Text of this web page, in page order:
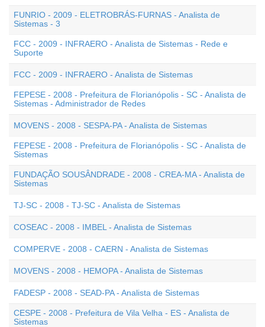
FUNRIO - 2009 - ELETROBRÁS-FURNAS - Analista de
Sistemas - 3
FCC - 2009 - INFRAERO - Analista de Sistemas - Rede e
Suporte
FCC - 2009 - INFRAERO - Analista de Sistemas
FEPESE - 2008 - Prefeitura de Florianópolis - SC - Analista de
Sistemas - Administrador de Redes
MOVENS - 2008 - SESPA-PA - Analista de Sistemas
FEPESE - 2008 - Prefeitura de Florianópolis - SC - Analista de
Sistemas
FUNDAÇÃO SOUSÂNDRADE - 2008 - CREA-MA - Analista de
Sistemas
TJ-SC - 2008 - TJ-SC - Analista de Sistemas
COSEAC - 2008 - IMBEL - Analista de Sistemas
COMPERVE - 2008 - CAERN - Analista de Sistemas
MOVENS - 2008 - HEMOPA - Analista de Sistemas
FADESP - 2008 - SEAD-PA - Analista de Sistemas
CESPE - 2008 - Prefeitura de Vila Velha - ES - Analista de
Sistemas